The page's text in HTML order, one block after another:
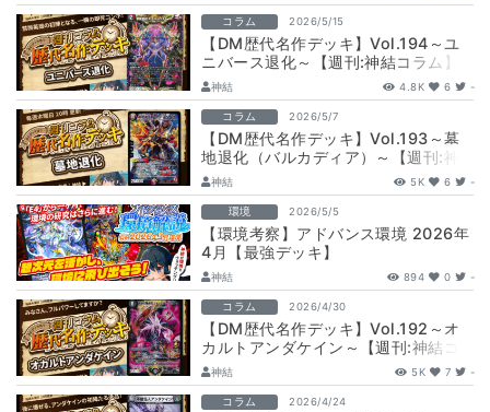
コラム 2026/5/15
【DM歴代名作デッキ】Vol.194～ユ
ニバース退化～【週刊:神結コラム】
神結 4.8K 6 -
コラム 2026/5/7
【DM歴代名作デッキ】Vol.193～墓
地退化（バルカディア）～【週刊:神
結コラム】
神結 5K 6 -
環境 2026/5/5
【環境考察】アドバンス環境 2026年
4月【最強デッキ】
神結 894 0 -
コラム 2026/4/30
【DM歴代名作デッキ】Vol.192～オ
カルトアンダケイン～【週刊:神結コ
ラム】
神結 5K 7 -
コラム 2026/4/24